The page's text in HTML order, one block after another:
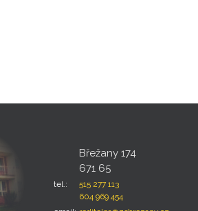
Břežany 174
671 65
tel.:
515 277 113
604 969 454